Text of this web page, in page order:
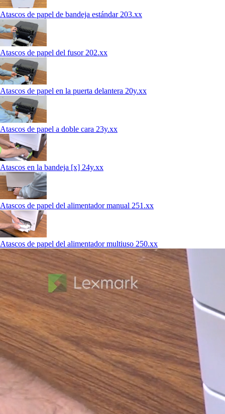
Atascos de papel de bandeja estándar 203.xx
Atascos de papel del fusor 202.xx
Atascos de papel en la puerta delantera 20y.xx
Atascos de papel a doble cara 23y.xx
Atascos en la bandeja [x] 24y.xx
Atascos de papel del alimentador manual 251.xx
Atascos de papel del alimentador multiuso 250.xx